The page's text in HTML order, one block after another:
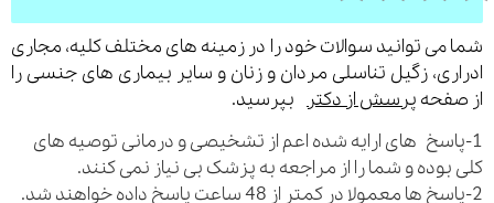
توانید سوالات خود را در زمینه های مختلف کلیه، مجاری
زگیل تناسلی مردان و زنان و سایر بیماری های جنسی را
پرسش از دکتربپرسید.
های ارایه شده اعم از تشخیصی و درمانی توصیه های
و شما را از مراجعه به پزشک بی نیاز نمی کنند.